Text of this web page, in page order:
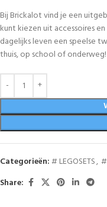
Bij Brickalot vind je een
kunt kiezen uit accessoires
dagelijks leven een speelse
thuis, op school of onderweg!
Categorieën:# LEGOSETS,
Share: